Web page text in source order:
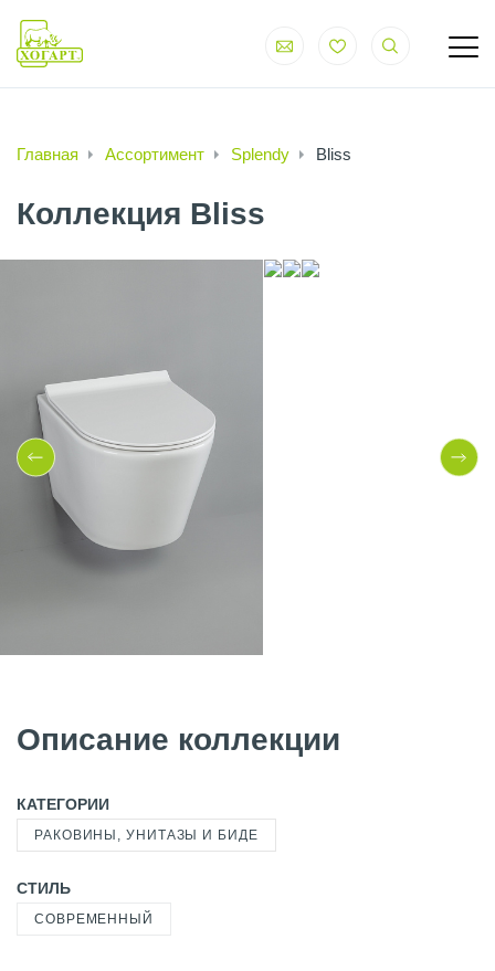
Главная Ассортимент Splendy Bliss
Коллекция Bliss
Описание коллекции
КАТЕГОРИИ
РАКОВИНЫ, УНИТАЗЫ И БИДЕ
СТИЛЬ
СОВРЕМЕННЫЙ